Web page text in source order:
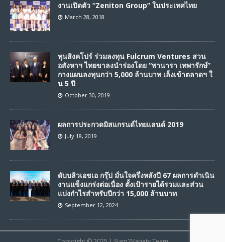
งานเปิดตัว “Zeniton Group” ในประเทศไทย
March 28, 2018
ทุนสิงคโปร์ ร่วมลงทุน Fulcrum Ventures สวน
อสังหาฯ ไทยขาลงนำร่องโดย “พานารา เทพารักษ์”
กางแผนลงทุนกว่า 5,000 ล้านบาท เล็งเข้าตลาดฯ ใ
น 5 ปี
October 30, 2019
ผลการประกวดมิสแกรนด์ไทยแลนด์ 2019
July 18, 2019
ดับบลิวเอชเอ กรุ๊ป มั่นใจครึ่งหลังปี 67 ผลการดำเนิน
งานแข็งแกร่งต่อเนื่อง ตั้งเป้ารายได้รวมและส่วน
แบ่งกำไรสำหรับปีกว่า 15,000 ล้านบาท
September 12, 2024